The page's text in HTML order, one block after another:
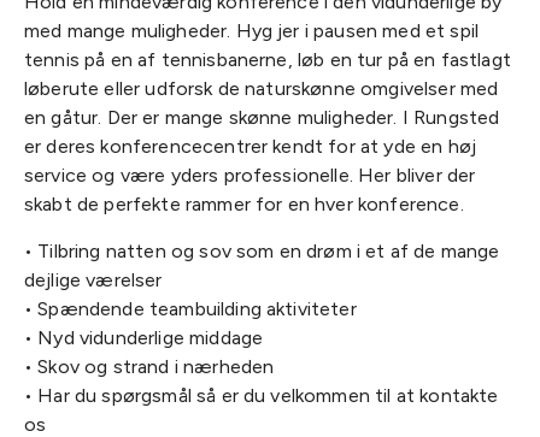
med mange muligheder. Hyg jer i pausen med et spil
tennis på en af tennisbanerne, løb en tur på en fastlagt
løberute eller udforsk de naturskønne omgivelser med
en gåtur. Der er mange skønne muligheder. I Rungsted
er deres konferencecentrer kendt for at yde en høj
service og være yders professionelle. Her bliver der
skabt de perfekte rammer for en hver konference.
• Tilbring natten og sov som en drøm i et af de mange
dejlige værelser
• Spændende teambuilding aktiviteter
• Nyd vidunderlige middage
• Skov og strand i nærheden
• Har du spørgsmål så er du velkommen til at kontakte
os